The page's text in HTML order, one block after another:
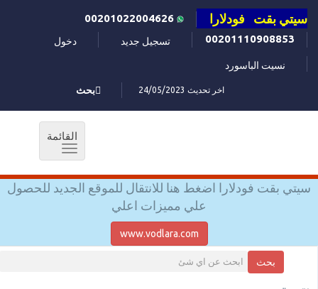
سيتي بقت فودلارا
00201110908853
تسجيل جديد دخول
نسيت الباسورد
اخر تحديث 24/05/2023 بحث
القائمة
Toggle
سيتي بقت فودلارا اضغط هنا للانتقال للموقع الجديد للحصول
علي مميزات اعلي
www.vodlara.com
بحث